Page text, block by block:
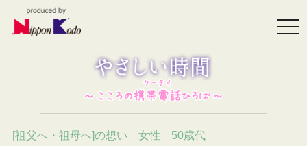
[祖父へ・祖母へ]の想い 女性 50歳代